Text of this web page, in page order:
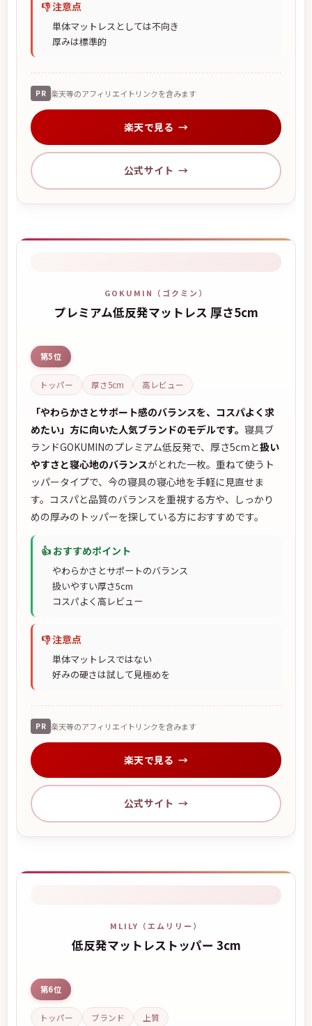
👎 注意点
単体マットレスとしては不向き
厚みは標準的
PR 楽天等のアフィリエイトリンクを含みます
楽天で見る
公式サイト
GOKUMIN（ゴクミン）
プレミアム低反発マットレス 厚さ5cm
第5位
トッパー 厚さ5cm 高レビュー
「やわらかさとサポート感のバランスを、コスパよく求
めたい」方に向いた人気ブランドのモデルです。 寝具ブ
ランドGOKUMINのプレミアム低反発で、厚さ5cmと扱い
やすさと寝心地のバランスがとれた一枚。重ねて使うト
ッパータイプで、今の寝具の寝心地を手軽に見直せま
す。コスパと品質のバランスを重視する方や、しっかり
めの厚みのトッパーを探している方におすすめです。
👍 おすすめポイント
やわらかさとサポートのバランス
扱いやすい厚さ5cm
コスパよく高レビュー
👎 注意点
単体マットレスではない
好みの硬さは試して見極めを
PR 楽天等のアフィリエイトリンクを含みます
楽天で見る
公式サイト
MLILY（エムリリー）
低反発マットレストッパー 3cm
第6位
トッパー ブランド 上質